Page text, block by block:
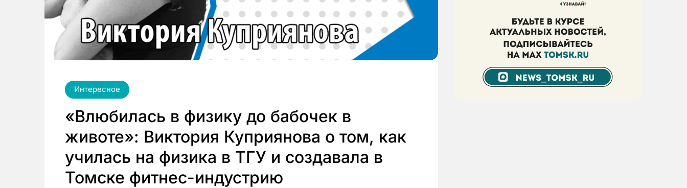
Интересное
«Влюбилась в физику до бабочек в
животе»: Виктория Куприянова о том, как
училась на физика в ТГУ и создавала в
Томске фитнес-индустрию